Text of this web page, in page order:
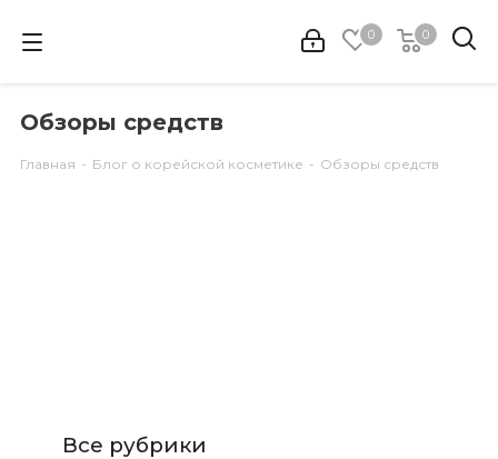
0 0
Обзоры средств
Главная - Блог о корейской косметике - Обзоры средств
Все рубрики